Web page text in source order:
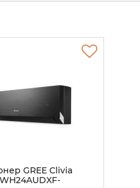
GREE Clivia